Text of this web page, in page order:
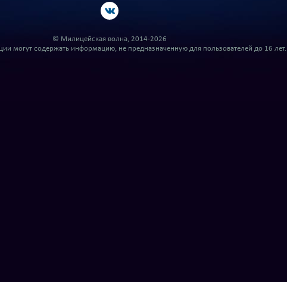
© Милицейская волна, 2014-2026
могут содержать информацию, не предназначенную для пользователей до 16 лет.